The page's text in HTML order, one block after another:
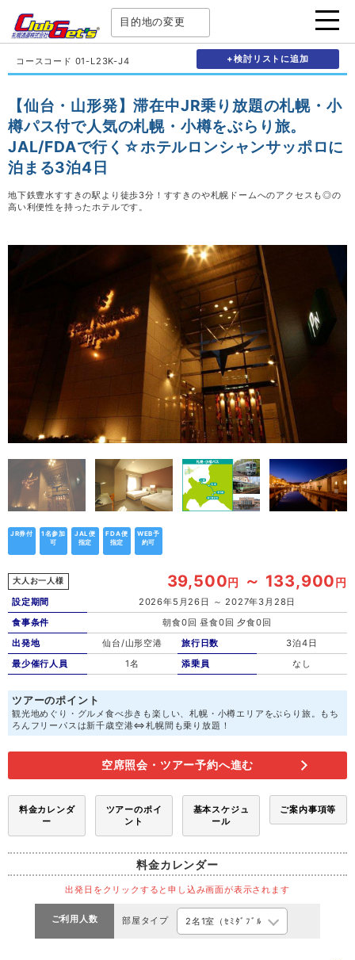
目的地の変更
コースコード 01-L23K-J4 +検討リストに追加
【仙台・山形発】滞在中JR乗り放題の札幌・小
樽パス付で人気の札幌・小樽をぶらり旅。
JAL/FDAで行く☆ホテルロンシャンサッポロに
泊まる3泊4日
地下鉄豊水すすきの駅より徒歩3分！すすきのや札幌ドームへのアクセスも◎の
高い利便性を持ったホテルです。
JR券付
1名参加
可
JAL便
指定
FDA便
指定
WEB予
約可
大人お一人様 39,500円 ～ 133,900円
設定期間
2026年5月26日 ～ 2027年3月28日
食事条件
朝食0回 昼食0回 夕食0回
出発地
仙台/山形空港
最少催行人員
1名
旅行日数
3泊4日
添乗員
なし
ツアーのポイント
観光地めぐり・グルメ食べ歩きも楽しい、札幌・小樽エリアをぶらり旅。もち
ろんフリーパスは新千歳空港⇔札幌間も乗り放題！
空席照会・ツアー予約へ進む
料金カレンダ
ー
ツアーのポイ
ント
基本スケジュ
ール
ご案内事項等
料金カレンダー
出発日をクリックすると申し込み画面が表示されます
ご利用人数 部屋タイプ